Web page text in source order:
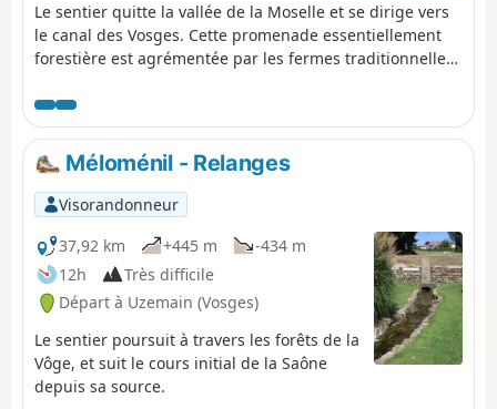
Le sentier quitte la vallée de la Moselle et se dirige vers
le canal des Vosges. Cette promenade essentiellement
forestière est agrémentée par les fermes traditionnelles
Méloménil - Relanges
Visorandonneur
37,92 km
+445 m
-434 m
12h
Très difficile
Départ à Uzemain (Vosges)
Le sentier poursuit à travers les forêts de la
Vôge, et suit le cours initial de la Saône
depuis sa source.